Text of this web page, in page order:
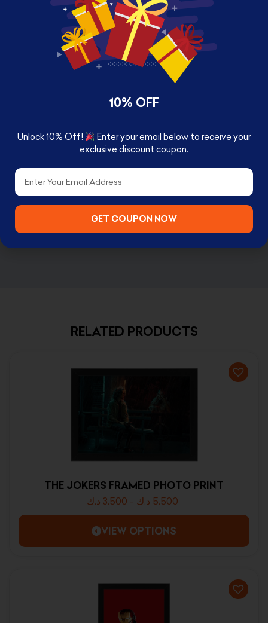
Framed Photo Print
Available with two size
24 x 33 cm Small
Jenny is kidnapped by a band of revenge-
seeking thugs. With only a few hours to find and
RELATED PRODUCTS
THE JOKERS FRAMED PHOTO PRINT
3.500 د.ك - 5.500 د.ك
VIEW OPTIONS
10% OFF
Unlock 10% Off!
Enter your email below to receive your
exclusive discount coupon.
Email
GET COUPON NOW